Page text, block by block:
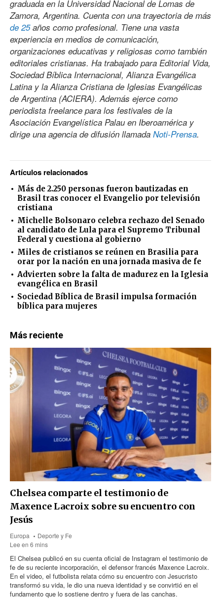
graduada en la Universidad Nacional de Lomas de
Zamora, Argentina. Cuenta con una trayectoria de más
de 25años como profesional. Tiene una vasta
experiencia en medios de comunicación,
organizaciones educativas y religiosas como también
editoriales cristianas. Ha trabajado para Editorial Vida,
Sociedad Bíblica Internacional, Alianza Evangélica
Latina y la Alianza Cristiana de Iglesias Evangélicas
de Argentina (ACIERA). Además ejerce como
periodista freelance para los festivales de la
Asociación Evangelística Palau en Iberoamérica y
dirige una agencia de difusión llamada Noti-Prensa.
Artículos relacionados
Más de 2.250 personas fueron bautizadas en
Brasil tras conocer el Evangelio por televisión
cristiana
Michelle Bolsonaro celebra rechazo del Senado
al candidato de Lula para el Supremo Tribunal
Federal y cuestiona al gobierno
Miles de cristianos se reúnen en Brasilia para
orar por la nación en una jornada masiva de fe
Advierten sobre la falta de madurez en la Iglesia
evangélica en Brasil
Sociedad Bíblica de Brasil impulsa formación
bíblica para mujeres
Más reciente
Chelsea comparte el testimonio de
Maxence Lacroix sobre su encuentro con
Jesús
Europa
Deporte y Fe
Lee en 6 mins
El Chelsea publicó en su cuenta oficial de Instagram el testimonio de
fe de su reciente incorporación, el defensor francés Maxence Lacroix.
En el video, el futbolista relata cómo su encuentro con Jesucristo
transformó su vida, le dio una nueva identidad y se convirtió en el
fundamento que lo sostiene dentro y fuera de las canchas.